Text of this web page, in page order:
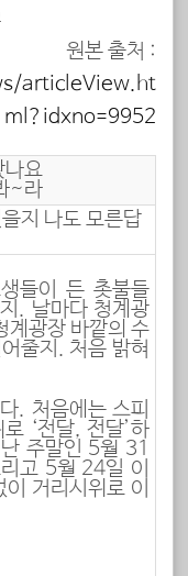
원본 출처 :
articleView.ht
ml?idxno=9952
나요
~라
지 나도 모른답
들이 든 촛불들
. 날마다 청계광
계광장 바깥의 수
줄지. 처음 밝혀
. 처음에는 스피
‘전달, 전달’하
주말인 5월 31
고 5월 24일 이
거리시위로 이